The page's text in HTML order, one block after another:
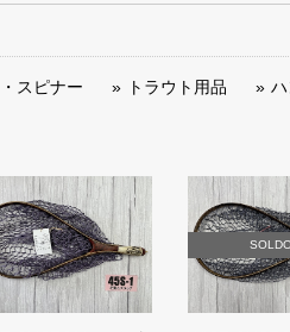
スピナー トラウト用品